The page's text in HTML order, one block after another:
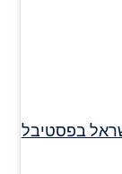
בפסטיבל